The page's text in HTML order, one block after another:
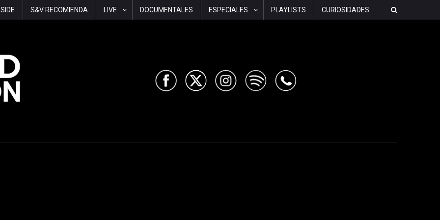
S&V RECOMIENDA LIVE DOCUMENTALES ESPECIALES PLAYLISTS CURIOSIDADES